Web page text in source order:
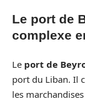
Le port de
complexe
Le port de
port du Liban. Il
les